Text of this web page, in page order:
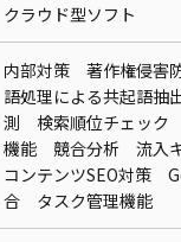
クラウド型ソフト
内部対策 著作権侵害
語処理による共起語
測 検索順位チェック
機能 競合分析 流入
コンテンツSEO対策
合 タスク管理機能